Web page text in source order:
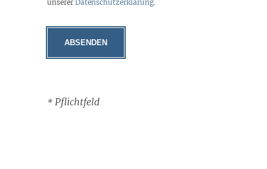
unserer Datenschutzerklärung.
* Pflichtfeld